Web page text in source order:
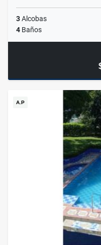
3Alcobas
4 Baños
A.P